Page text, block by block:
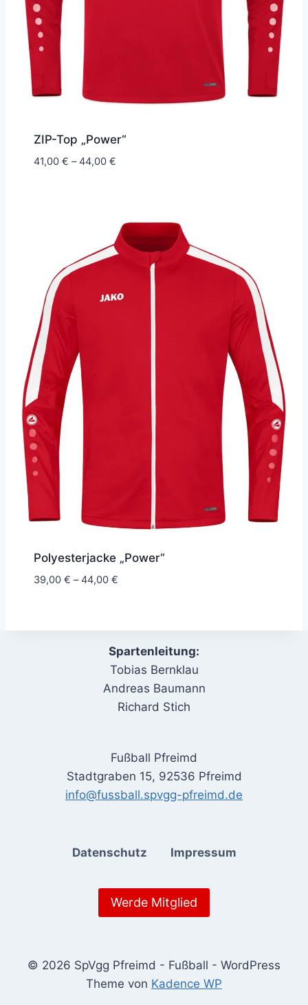
ZIP-Top „Power“
41,00 € –44,00 €Preisspanne:
Polyesterjacke „Power“
39,00 € –44,00 €Preisspanne:
Spartenleitung:
Tobias Bernklau
Andreas Baumann
Richard Stich
Fußball Pfreimd
Stadtgraben 15, 92536 Pfreimd
info@fussball.spvgg-pfreimd.de
Datenschutz Impressum
Werde Mitglied
© 2026 SpVgg Pfreimd - Fußball - WordPress
Theme von Kadence WP